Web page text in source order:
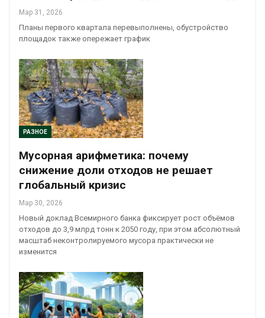
Мар 31, 2026
Планы первого квартала перевыполнены, обустройство
площадок также опережает график
РАЗНОЕ
Мусорная арифметика: почему
снижение доли отходов не решает
глобальный кризис
Мар 30, 2026
Новый доклад Всемирного банка фиксирует рост объёмов
отходов до 3,9 млрд тонн к 2050 году, при этом абсолютный
масштаб неконтролируемого мусора практически не
изменится